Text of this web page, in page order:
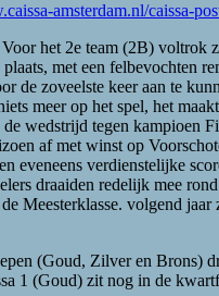
amsterdam.nl/caissa-
het 2e team (2B)
met een felbevochten
zoveelste keer aan te
meer op het spel, het
wedstrijd tegen kampioen
af met winst op
verdienstelijke
draaiden redelijk mee
Meesterklasse. volgend
(Goud, Zilver en Brons)
1 (Goud) zit nog in de